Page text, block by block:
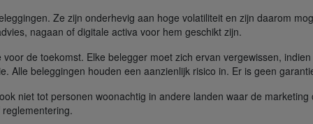
Ze zijn onderhevig aan hoge volatiliteit en zijn daarom
nagaan of digitale activa voor hem geschikt zijn.
de toekomst. Elke belegger moet zich ervan vergewissen,
Alle beleggingen houden een aanzienlijk risico in. Er is geen
niet tot personen woonachtig in andere landen waar de